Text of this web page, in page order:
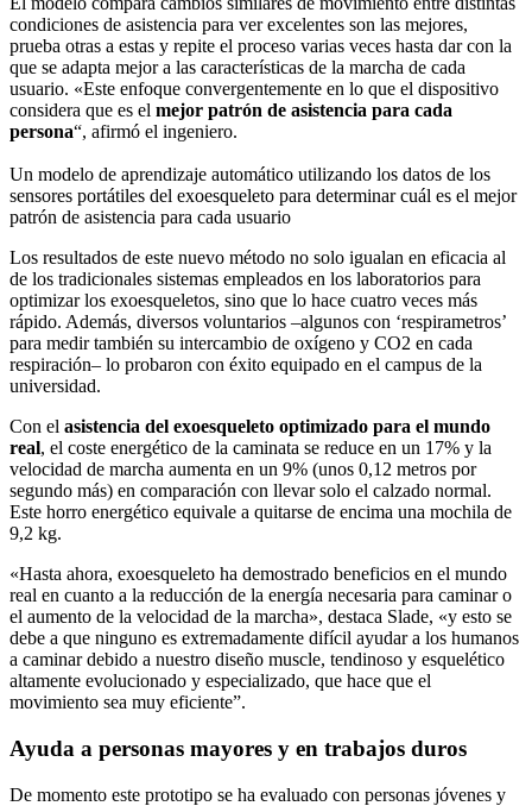
condiciones de asistencia para ver excelentes son las mejores,
prueba otras a estas y repite el proceso varias veces hasta dar con la
que se adapta mejor a las características de la marcha de cada
usuario. «Este enfoque convergentemente en lo que el dispositivo
considera que es el mejor patrón de asistencia para cada
persona“, afirmó el ingeniero.
Un modelo de aprendizaje automático utilizando los datos de los
sensores portátiles del exoesqueleto para determinar cuál es el mejor
patrón de asistencia para cada usuario
Los resultados de este nuevo método no solo igualan en eficacia al
de los tradicionales sistemas empleados en los laboratorios para
optimizar los exoesqueletos, sino que lo hace cuatro veces más
rápido. Además, diversos voluntarios –algunos con ‘respirametros’
para medir también su intercambio de oxígeno y CO2 en cada
respiración– lo probaron con éxito equipado en el campus de la
universidad.
Con el asistencia del exoesqueleto optimizado para el mundo
real, el coste energético de la caminata se reduce en un 17% y la
velocidad de marcha aumenta en un 9% (unos 0,12 metros por
segundo más) en comparación con llevar solo el calzado normal.
Este horro energético equivale a quitarse de encima una mochila de
9,2 kg.
«Hasta ahora, exoesqueleto ha demostrado beneficios en el mundo
real en cuanto a la reducción de la energía necesaria para caminar o
el aumento de la velocidad de la marcha», destaca Slade, «y esto se
debe a que ninguno es extremadamente difícil ayudar a los humanos
a caminar debido a nuestro diseño muscle, tendinoso y esquelético
altamente evolucionado y especializado, que hace que el
movimiento sea muy eficiente”.
Ayuda a personas mayores y en trabajos duros
De momento este prototipo se ha evaluado con personas jóvenes y